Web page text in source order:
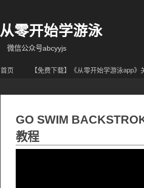
从零开始学游泳
微信公众号abcyyjs
首页 【免费下载】《从零开始学游泳app
GO SWIM
教程